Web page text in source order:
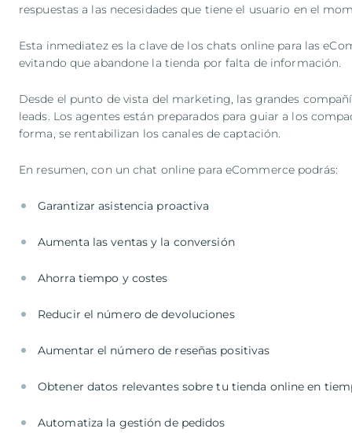
respuestas a las necesidades que tiene el usuario en el
Esta inmediatez es la clave de los chats online para las
evitando que abandone la tienda por falta de información.
Desde el punto de vista del marketing, las grandes
leads. Los agentes están preparados para guiar a los
forma, se rentabilizan los canales de captación.
En resumen, con un chat online para eCommerce podrás:
Garantizar asistencia proactiva
Aumenta las ventas y la conversión
Ahorra tiempo y costes
Reducir el número de devoluciones
Aumentar el número de reseñas positivas
Obtener datos relevantes sobre tu tienda online en
Automatiza la gestión de pedidos